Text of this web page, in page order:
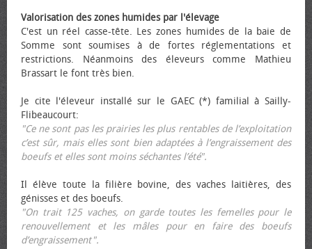
Valorisation des zones humides par l'élevage
C'est un réel casse-tête. Les zones humides de la baie de
Somme sont soumises à de fortes réglementations et
restrictions. Néanmoins des éleveurs comme Mathieu
Brassart le font très bien.
Je cite l'éleveur installé sur le GAEC (*) familial à Sailly-
Flibeaucourt:
"Ce ne sont pas les prairies les plus rentables de l’exploitation
c’est sûr, mais elles sont bien adaptées à l’engraissement des
bœufs et elles sont moins séchantes l’été".
Il élève toute la filière bovine, des vaches laitières, des
génisses et des bœufs.
"On trait 125 vaches, on garde toutes les femelles pour le
renouvellement et les mâles pour en faire des bœufs
d’engraissement".